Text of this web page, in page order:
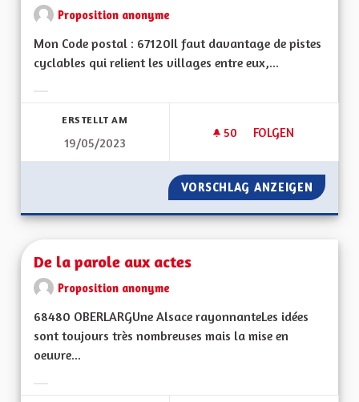
Proposition anonyme
Mon Code postal : 67120Il faut davantage de pistes
cyclables qui relient les villages entre eux,...
ERSTELLT AM
19/05/2023
50 50 FOLLOWER
FOLGEN
DAVANTAGE DE
VORSCHLAG ANZEIGEN
De la parole aux actes
Proposition anonyme
68480 OBERLARGUne Alsace rayonnanteLes idées
sont toujours très nombreuses mais la mise en
oeuvre...